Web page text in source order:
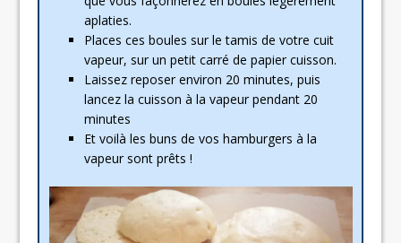
aplaties.
Places ces boules sur le tamis de votre cuit
vapeur, sur un petit carré de papier cuisson.
Laissez reposer environ 20 minutes, puis
lancez la cuisson à la vapeur pendant 20
minutes
Et voilà les buns de vos hamburgers à la
vapeur sont prêts !